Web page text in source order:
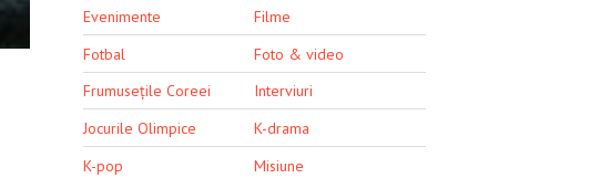
Evenimente
Filme
Fotbal
Foto & video
Frumusețile Coreei
Interviuri
Jocurile Olimpice
K-drama
K-pop
Misiune